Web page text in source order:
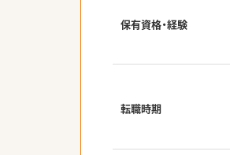
保有資格・経験
転職時期